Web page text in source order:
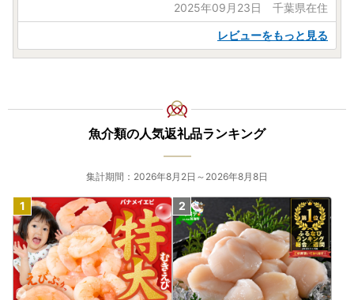
2025年09月23日 千葉県在住
レビューをもっと見る
魚介類の人気返礼品ランキング
集計期間：2026年8月2日～2026年8月8日